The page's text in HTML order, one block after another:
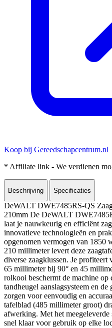
Koop bij Gereedschapcentrum.nl
* Affiliate link - We verdienen
Beschrijving Specificaties
DeWALT DWE7485RS-QS
210mm De DeWALT
laat je nauwkeurig en efficiënt
innovatieve technologieën en
opgenomen vermogen van 1850
210 millimeter levert deze
diverse zaagklussen. Je profiteert
65 millimeter bij 90° en 45
rolkooi beschermt de machine
tandheugel aanslagsysteem en
zorgen voor eenvoudig en
tafelblad (485 millimeter groot)
afwerking. Met het meegeleverde
snel klaar voor gebruik op elke